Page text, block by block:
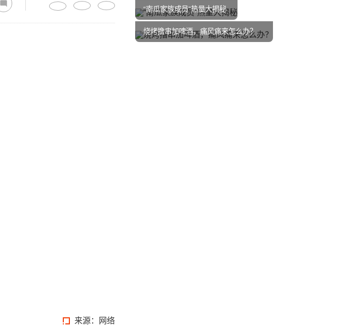
来源：网络
“南瓜家族成员”热量大揭秘
烧烤撸串加啤酒，痛风痛来怎么办？